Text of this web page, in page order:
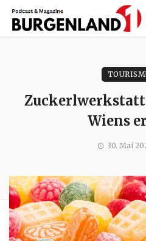
Zuckerlwerkstatt
Wiens
30. Mai